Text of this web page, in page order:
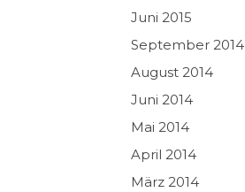
Juni 2015
September 2014
August 2014
Juni 2014
Mai 2014
April 2014
März 2014